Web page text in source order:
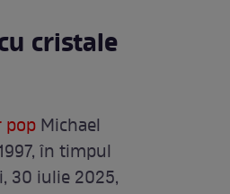
cristale
popMichael
în timpul
30 iulie 2025,